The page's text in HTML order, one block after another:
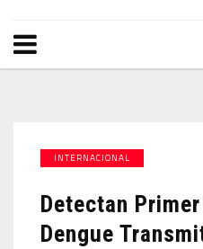
INTERNACIONAL
Detectan
Dengue